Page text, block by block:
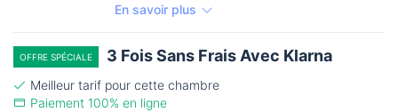
En savoir plus
OFFRE SPÉCIALE 3 Fois Sans Frais Avec Klarna
Meilleur tarif pour cette chambre
Paiement 100% en ligne